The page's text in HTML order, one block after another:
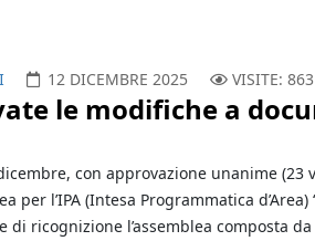
12 DICEMBRE 2025 VISITE: 863
le modifiche a
con approvazione unanime
per l’IPA (Intesa Programmatica d’Area)
di ricognizione l’assemblea composta